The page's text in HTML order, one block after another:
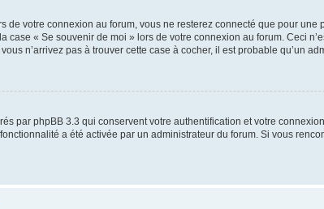
de votre connexion au forum, vous ne resterez connecté que pour
case « Se souvenir de moi » lors de votre connexion au forum. Ceci
n’arrivez pas à trouver cette case à cocher, il est probable qu’un
par phpBB 3.3 qui conservent votre authentification et votre
a été activée par un administrateur du forum. Si vous